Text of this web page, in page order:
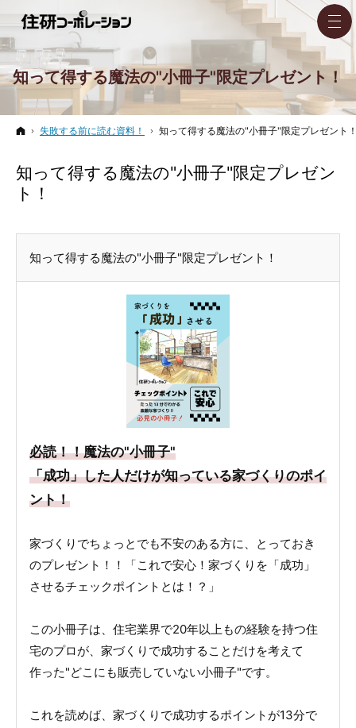
知って得する魔法の"小冊子"限定プレゼント！
ホーム
失敗する前に読む資料！ 知って得する魔法の"小冊子"限定プレゼント
知って得する魔法の"小冊子"限定プレゼン
ト！
知って得する魔法の"小冊子"限定プレゼント！
必読！！魔法の"小冊子"
「成功」した人だけが知っている家づくりのポイ
ント！
家づくりでちょっとでも不安のある方に、とっておき
のプレゼント！！「これで安心！家づくりを「成功」
させるチェックポイントとは！？」
この小冊子は、住宅業界で20年以上もの経験を持つ住
宅のプロが、家づくりで成功することだけを考えて
作った"どこにも販売していない小冊子"です。
これを読めば、家づくりで成功するポイントが13分で